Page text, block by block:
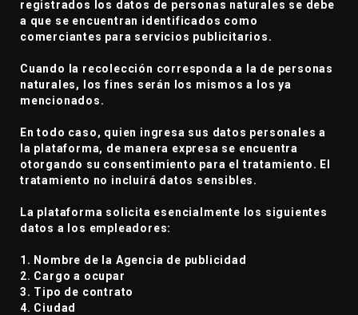
registrados los datos de personas naturales se debe
a que se encuentran identificados como
comerciantes para servicios publicitarios.
Cuando la recolección corresponda a la de personas
naturales, los fines serán los mismos a los ya
mencionados.
En todo caso, quien ingresa sus datos personales a
la plataforma, de manera expresa se encuentra
otorgando su consentimiento para el tratamiento. El
tratamiento no incluirá datos sensibles.
La plataforma solicita esencialmente los siguientes
datos a los empleadores:
1. Nombre de la Agencia de publicidad
2. Cargo a ocupar
3. Tipo de contrato
4. Ciudad